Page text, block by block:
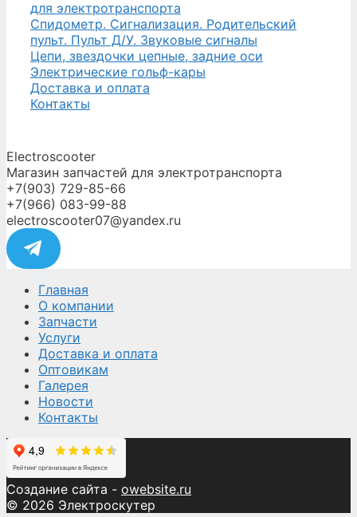
для электротранспорта
Спидометр. Сигнализация. Родительский
пульт. Пульт Д/У. Звуковые сигналы
Цепи, звездочки цепные, задние оси
Электрические гольф-кары
Доставка и оплата
Контакты
Electroscooter
Магазин запчастей для электротранспорта
+7(903) 729-85-66
+7(966) 083-99-88
electroscooter07@yandex.ru
Главная
О компании
Запчасти
Услуги
Доставка и оплата
Оптовикам
Галерея
Новости
Контакты
Создание сайта - owebsite.ru
© 2026 Электроскутер